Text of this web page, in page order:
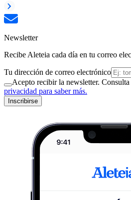
Newsletter
Recibe Aleteia cada día en tu correo
Tu dirección de correo electrónico
Acepto recibir la newsletter. Consulta
privacidad para saber más.
Inscribirse